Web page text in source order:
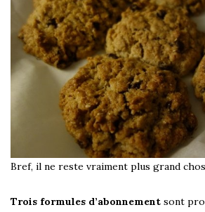
Bref, il ne reste vraiment plus grand
Trois formules d’abonnement sont